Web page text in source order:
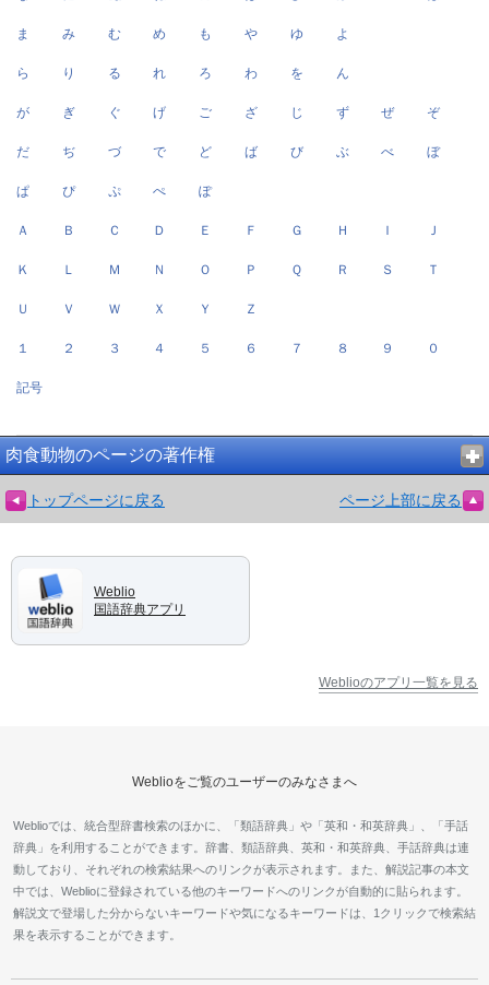
ま み む め も や ゆ よ
ら り る れ ろ わ を ん
が ぎ ぐ げ ご ざ じ ず ぜ ぞ
だ ぢ づ で ど ば び ぶ べ ぼ
ぱ ぴ ぷ ぺ ぽ
Ａ Ｂ Ｃ Ｄ Ｅ Ｆ Ｇ Ｈ Ｉ Ｊ
Ｋ Ｌ Ｍ Ｎ Ｏ Ｐ Ｑ Ｒ Ｓ Ｔ
Ｕ Ｖ Ｗ Ｘ Ｙ Ｚ
１ ２ ３ ４ ５ ６ ７ ８ ９ ０
記号
肉食動物のページの著作権
トップページに戻る ページ上部に戻る
Weblio
国語辞典アプリ
Weblioのアプリ一覧を見る
Weblioをご覧のユーザーのみなさまへ
Weblioでは、統合型辞書検索のほかに、「類語辞典」や「英和・和英辞典」、「手話
辞典」を利用することができます。辞書、類語辞典、英和・和英辞典、手話辞典は連
動しており、それぞれの検索結果へのリンクが表示されます。また、解説記事の本文
中では、Weblioに登録されている他のキーワードへのリンクが自動的に貼られます。
解説文で登場した分からないキーワードや気になるキーワードは、1クリックで検索結
果を表示することができます。